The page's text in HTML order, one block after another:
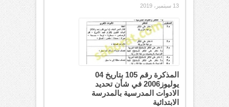
13 سبتمبر، 2019
المذكرة رقم 105 بتاريخ 04
يوليوز2006 في شأن تحديد
الادوات المدرسية بالمدرسة
الابتدائية